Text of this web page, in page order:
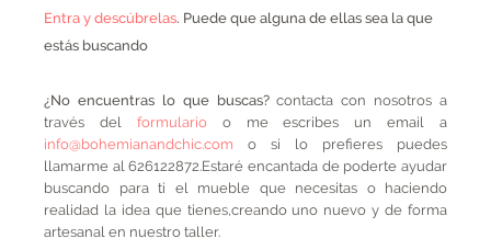
Entra y descúbrelas. Puede que alguna de ellas sea la que
estás buscando
¿No encuentras lo que buscas?contacta con nosotros a
través del formularioo me escribes un email a
info@bohemianandchic.com o si lo prefieres puedes
llamarme al 626122872.Estaré encantada de poderte ayudar
buscando para ti el mueble que necesitas o haciendo
realidad la idea que tienes,creando uno nuevo y de forma
artesanal en nuestro taller.